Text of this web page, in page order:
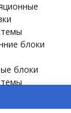
блоки
блоки